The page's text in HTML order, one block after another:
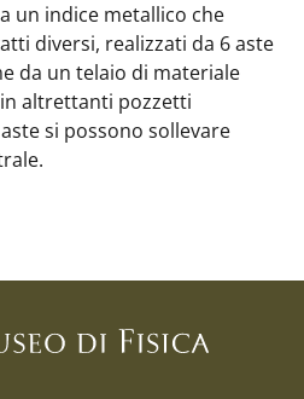
un indice metallico che
diversi, realizzati da 6 aste
da un telaio di materiale
altrettanti pozzetti
si possono sollevare